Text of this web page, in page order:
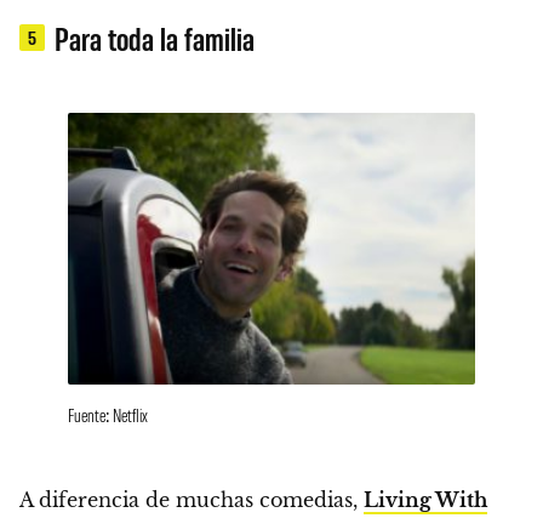
5 Para toda la familia
Fuente: Netflix
A diferencia de muchas comedias, Living With